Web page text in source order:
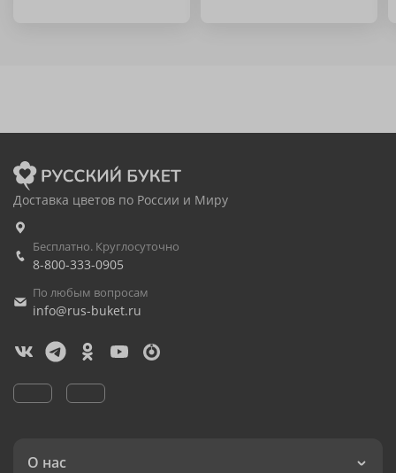
Доставка цветов по России и Миру
Бесплатно. Круглосуточно
8-800-333-0905
По любым вопросам
info@rus-buket.ru
О нас